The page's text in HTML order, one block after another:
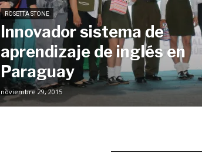
ROSETTA STONE
Innovador sistema de
aprendizaje de inglés en
Paraguay
noviembre 29, 2015